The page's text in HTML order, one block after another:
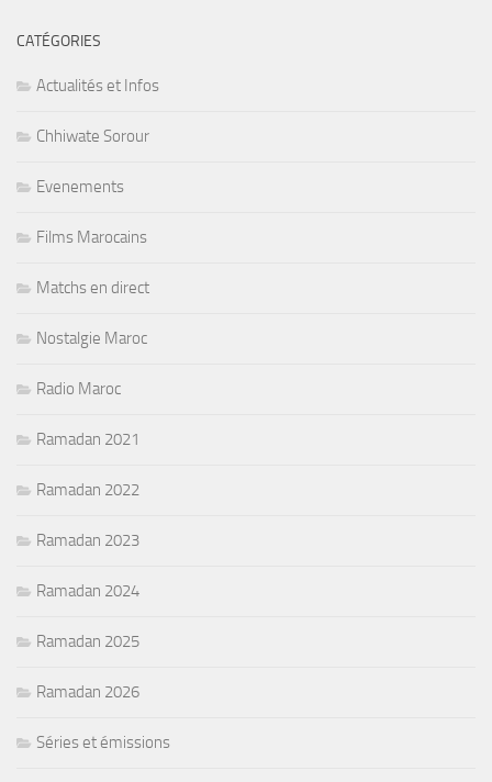
CATÉGORIES
Actualités et Infos
Chhiwate Sorour
Evenements
Films Marocains
Matchs en direct
Nostalgie Maroc
Radio Maroc
Ramadan 2021
Ramadan 2022
Ramadan 2023
Ramadan 2024
Ramadan 2025
Ramadan 2026
Séries et émissions